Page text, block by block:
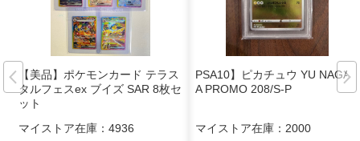
【美品】ポケモンカード テラス
タルフェスex ブイズ SAR 8枚セ
ット
マイストア在庫： 4936
PSA10】ピカチュウ YU NAGAB
A PROMO 208/S-P
マイストア在庫： 2000